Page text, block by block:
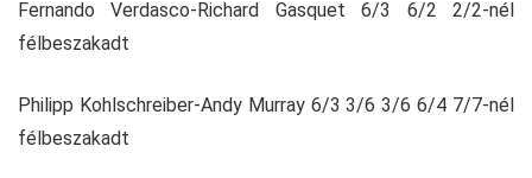
Fernando Verdasco-Richard Gasquet 6/3 6/2 2/2-nél
félbeszakadt
Philipp Kohlschreiber-Andy Murray 6/3 3/6 3/6 6/4 7/7-nél
félbeszakadt